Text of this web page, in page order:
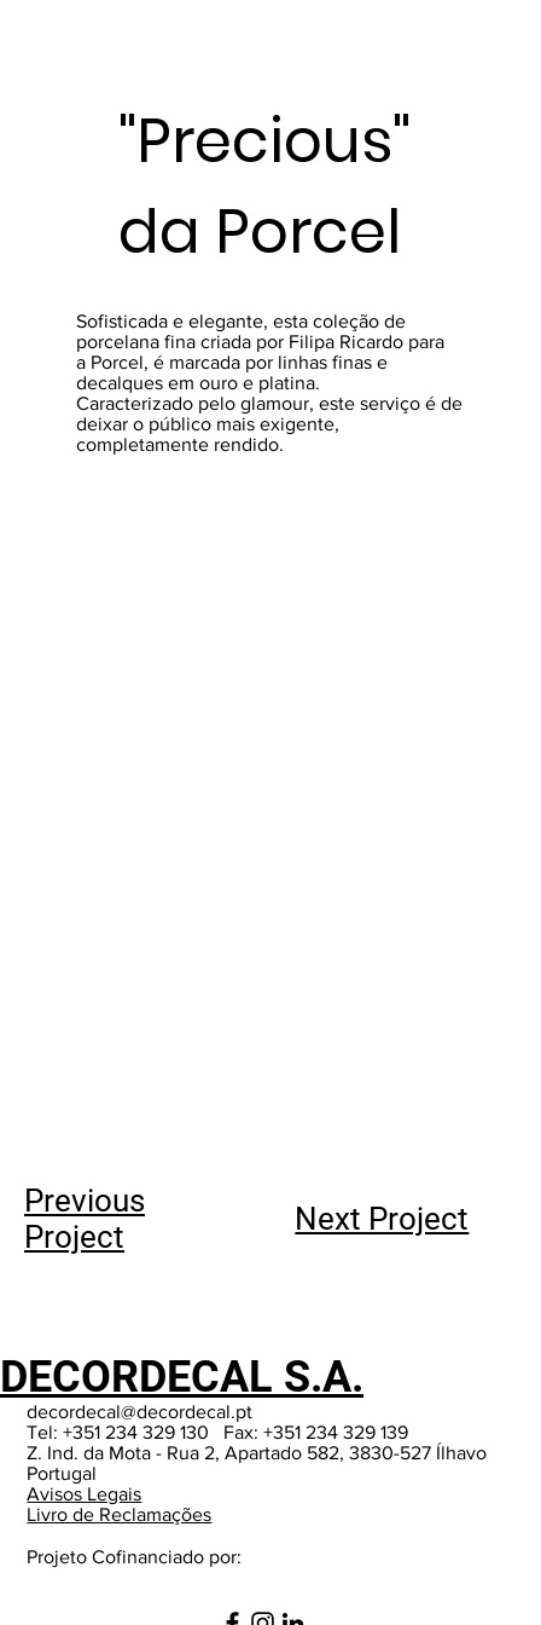
Previous
Project
Next Project
"Precious"
da Porcel
Sofisticada e elegante, esta coleção de
porcelana fina criada por Filipa Ricardo para
a Porcel, é marcada por linhas finas e
decalques em ouro e platina.
Caracterizado pelo glamour, este serviço é de
deixar o público mais exigente,
completamente rendido.
DECORDECAL S.A.
decordecal@decordecal.pt
Tel: +351 234 329 130 Fax: +351 234 329 139
Z. Ind. da Mota - Rua 2, Apartado 582, 3830-527 Ílhavo
Portugal
Avisos Legais
Livro de Reclamações
Projeto Cofinanciado por: